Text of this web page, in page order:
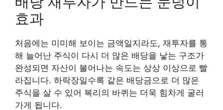
효과
처음에는 미미해 보이는 금액일지라도, 재투자를 통
해 늘어난 주식이 다시 더 많은 배당을 낳는 구조가
완성되면 자산이 불어나는 속도는 상상 이상으로 빨
라집니다. 하락장일수록 같은 배당금으로 더 많은
주식을 살 수 있어 복리의 바퀴는 더욱 힘차게 굴러
가게 됩니다.